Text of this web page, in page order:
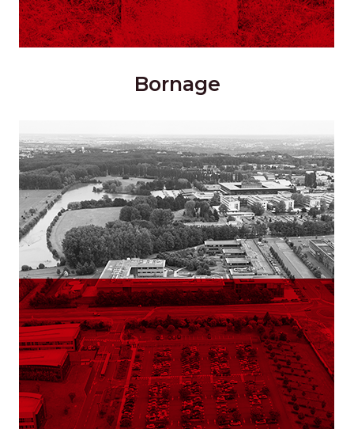
Bornage